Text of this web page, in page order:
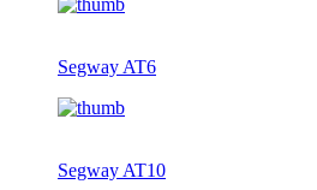
Segway AT6
Segway AT10